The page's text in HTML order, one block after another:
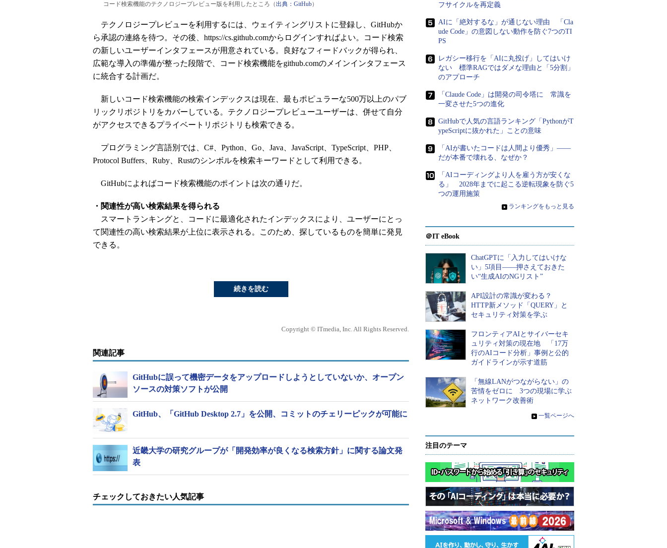
コード検索機能のテクノロジープレビュー版を利用したところ（出典：GitHub）
テクノロジープレビューを利用するには、ウェイティングリストに登録し、GitHubか
ら承認の連絡を待つ。その後、https://cs.github.comからログインすればよい。コード検索
の新しいユーザーインタフェースが用意されている。良好なフィードバックが得られ、
広範な導入の準備が整った段階で、コード検索機能をgithub.comのメインインタフェース
に統合する計画だ。
新しいコード検索機能の検索インデックスは現在、最もポピュラーな500万以上のパブ
リックリポジトリをカバーしている。テクノロジープレビューユーザーは、併せて自分
がアクセスできるプライベートリポジトリも検索できる。
プログラミング言語別では、C#、Python、Go、Java、JavaScript、TypeScript、PHP、
Protocol Buffers、Ruby、Rustのシンボルを検索キーワードとして利用できる。
GitHubによればコード検索機能のポイントは次の通りだ。
・関連性が高い検索結果を得られる
スマートランキングと、コードに最適化されたインデックスにより、ユーザーにとっ
て関連性の高い検索結果が上位に表示される。このため、探しているものを簡単に発見
できる。
続きを読む
Copyright © ITmedia, Inc. All Rights Reserved.
関連記事
GitHubに誤って機密データをアップロードしようとしていないか、オープン
ソースの対策ソフトが公開
GitHub、「GitHub Desktop 2.7」を公開、コミットのチェリーピックが可能に
近畿大学の研究グループが「開発効率が良くなる検索方針」に関する論文発
表
チェックしておきたい人気記事
フサイクルを再定義
AIに「絶対するな」が通じない理由 「Cla
ude Code」の意図しない動作を防ぐ7つのTI
PS
レガシー移行を「AIに丸投げ」してはいけ
ない 標準RAGではダメな理由と「5分割」
のアプローチ
「Claude Code」は開発の司令塔に 常識を
一変させた5つの進化
GitHubで人気の言語ランキング「PythonがT
ypeScriptに抜かれた」ことの意味
「AIが書いたコードは人間より優秀」――
だが本番で壊れる、なぜか？
「AIコーディングより人を雇う方が安くな
る」 2028年までに起こる逆転現象を防ぐ5
つの運用施策
» ランキングをもっと見る
＠IT eBook
ChatGPTに「入力してはいけな
い」5項目――押さえておきた
い“生成AIのNGリスト”
API設計の常識が変わる？
HTTP新メソッド「QUERY」と
セキュリティ対策を学ぶ
フロンティアAIとサイバーセキ
ュリティ対策の現在地 「17万
行のAIコード分析」事例と公的
ガイドラインが示す道筋
「無線LANがつながらない」の
苦情をゼロに 3つの現場に学ぶ
ネットワーク改善術
» 一覧ページへ
注目のテーマ